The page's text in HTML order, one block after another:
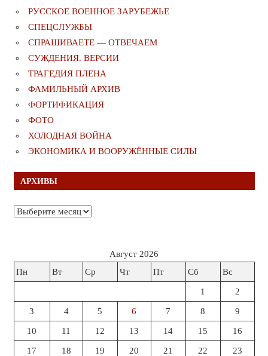
РУССКОЕ ВОЕННОЕ ЗАРУБЕЖЬЕ
СПЕЦСЛУЖБЫ
СПРАШИВАЕТЕ — ОТВЕЧАЕМ
СУЖДЕНИЯ. ВЕРСИИ
ТРАГЕДИЯ ПЛЕНА
ФАМИЛЬНЫЙ АРХИВ
ФОРТИФИКАЦИЯ
ФОТО
ХОЛОДНАЯ ВОЙНА
ЭКОНОМИКА И ВООРУЖЁННЫЕ СИЛЫ
АРХИВЫ
Архивы
Август 2026
Пн
Вт Ср Чт Пт Сб Вс
1 2
3 4 5 6 7 8 9
10 11 12 13 14 15 16
17 18 19 20 21 22 23